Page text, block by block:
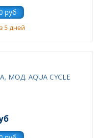
5 дней
МОД. AQUA CYCLE